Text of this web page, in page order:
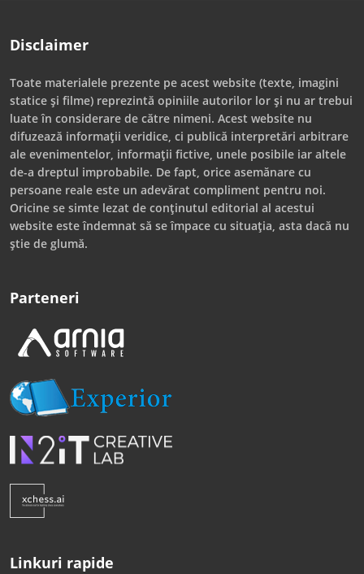
Disclaimer
Toate materialele prezente pe acest website (texte, imagini
statice și filme) reprezintă opiniile autorilor lor și nu ar trebui
luate în considerare de către nimeni. Acest website nu
difuzează informații veridice, ci publică interpretări arbitrare
ale evenimentelor, informații fictive, unele posibile iar altele
de-a dreptul improbabile. De fapt, orice asemănare cu
persoane reale este un adevărat compliment pentru noi.
Oricine se simte lezat de conținutul editorial al acestui
website este îndemnat să se împace cu situația, asta dacă nu
știe de glumă.
Parteneri
Linkuri rapide